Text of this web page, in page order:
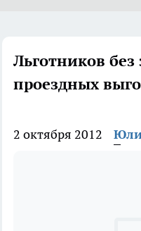
Льготников
проездных
2 октября 2012